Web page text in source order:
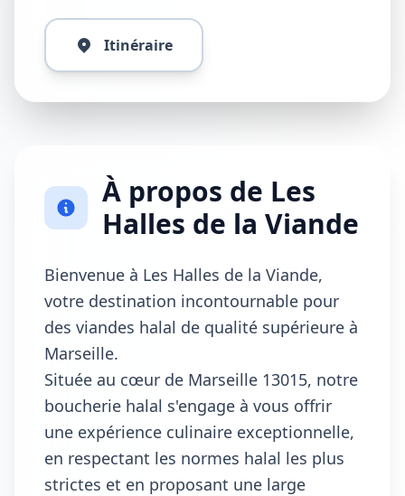
Itinéraire
À propos de Les
Halles de la Viande
Bienvenue à Les Halles de la Viande,
votre destination incontournable pour
des viandes halal de qualité supérieure à
Marseille.
Située au cœur de Marseille 13015, notre
boucherie halal s'engage à vous offrir
une expérience culinaire exceptionnelle,
en respectant les normes halal les plus
strictes et en proposant une large